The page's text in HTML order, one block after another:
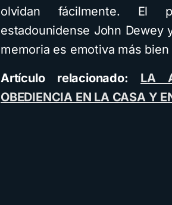
olvidan fácilmente. El
estadounidense John Dewey
memoria es emotiva más
Artículo relacionado: LA
OBEDIENCIA EN LA CASA Y